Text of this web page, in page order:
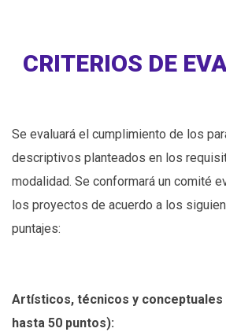
CRITERIOS DE
Se evaluará el cumplimiento de los
descriptivos planteados en los
modalidad. Se conformará un comité
los proyectos de acuerdo a los
puntajes:
Artísticos, técnicos y conceptuales
hasta 50 puntos):